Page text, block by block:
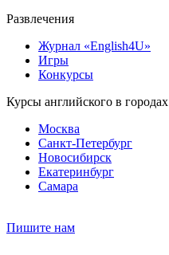
Развлечения
Журнал «English4U»
Игры
Конкурсы
Курсы английского в городах
Москва
Санкт-Петербург
Новосибирск
Екатеринбург
Самара
Пишите нам